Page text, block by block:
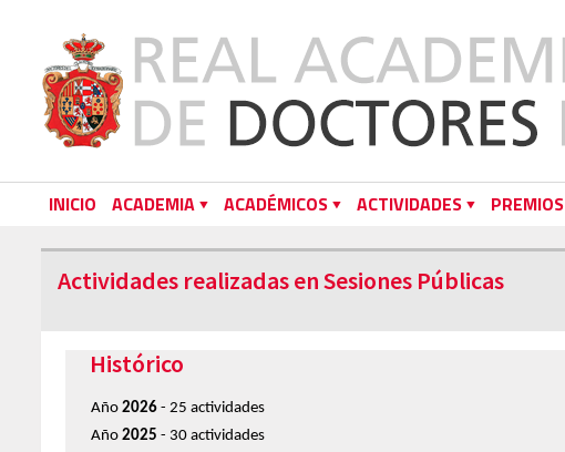
INICIO ACADEMIA ACADÉMICOS ACTIVIDADES PREMIOS
Actividades realizadas en Sesiones Públicas
Histórico
Año 2026 - 25 actividades
Año 2025 - 30 actividades